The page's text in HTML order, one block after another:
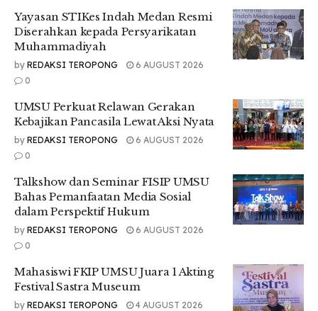
“Alhamdulillah, kami dikasih kesempatan lolos sampai tahap
pendanaan PKM 2024 dari Kemdikbudristek. Walaupun kami
tahun ini belum rezeki lolos ke PIMNAS,
alhamdulilahkemarin
tim kami dapat Juara I Presentasi kelas PKM-K2 di
PIMTANAS ke IV tahun 2024,” sampainya.
dihadapi oleh tim selama proses kompetisi.
“Tantangannya ada di manajemen waktu. Apalagi kami dari
fakultas yang berbeda-beda. Jadi harus bisa membagi
dosen pendamping. Untuk produksi biasanya kami lakukan di
Lab. Produksi FAPERTA. Jadi memang ada hari yang udah
ditentukan untuk produksi. Tinggal bagaimana
memanajemen waktu di hari produksi tersebut,” ujarnya.
Lanjutnya ia berharap prestasi ini dapat menginspirasi lebih
banyak Mahasiswa UMSU untuk berkompetisi.
“Semoga semakin banyak Mahasiswa UMSU yang senang
Yayasan STIKes Indah Medan Resmi
Diserahkan kepada Persyarikatan
Muhammadiyah
by REDAKSI TEROPONG
6 AUGUST 2026
0
UMSU Perkuat Relawan Gerakan
Kebajikan Pancasila Lewat Aksi Nyata
by REDAKSI TEROPONG
6 AUGUST 2026
0
Talkshow dan Seminar FISIP UMSU
Bahas Pemanfaatan Media Sosial
dalam Perspektif Hukum
by REDAKSI TEROPONG
6 AUGUST 2026
0
Mahasiswi FKIP UMSU Juara 1 Akting
Festival Sastra Museum
by REDAKSI TEROPONG 4 AUGUST 2026